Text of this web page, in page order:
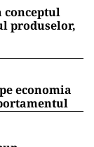
conceptul
produselor,
economia